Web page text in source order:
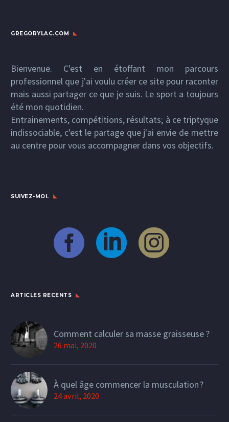
GREGORYLAC.COM
Bienvenue. C'est en étoffant mon parcours
professionnel que j'ai voulu créer ce site pour raconter
mais aussi partager ce que je suis. Le sport a toujours
été mon quotidien.
Entrainements, compétitions, résultats; à ce triptyque
indissociable, c'est le partage que j'ai envie de mettre
au centre pour vous accompagner dans vos objectifs.
SUIVEZ-MOI.
ARTICLES RECENTS
Comment calculer sa masse graisseuse ?
26 mai, 2020
À quel âge commencer la musculation ?
24 avril, 2020